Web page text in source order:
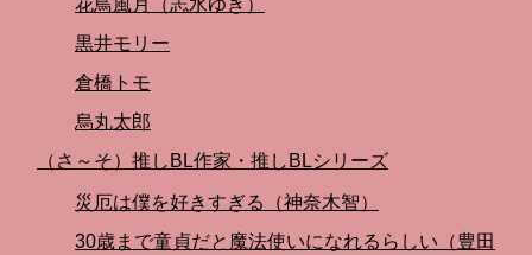
黒井モリー
倉橋トモ
烏丸太郎
（さ～そ）推しBL作家・推しBLシリーズ
災厄は僕を好きすぎる（神奈木智）
30歳まで童貞だと魔法使いになれるらしい（豊田